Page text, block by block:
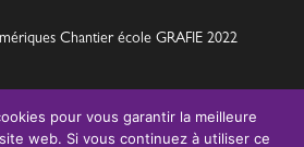
Chantier école GRAFIE 2022
pour vous garantir la meilleure
web. Si vous continuez à utiliser ce